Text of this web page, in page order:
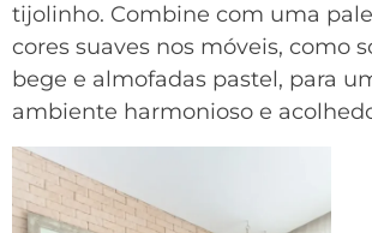
tijolinho. Combine com uma
cores suaves nos móveis, como
bege e almofadas pastel, para
ambiente harmonioso e